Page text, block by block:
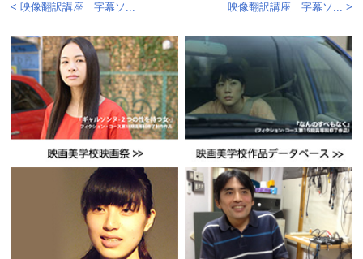
< 映像翻訳講座 字幕ソ... 映像翻訳講座 字幕ソ... >